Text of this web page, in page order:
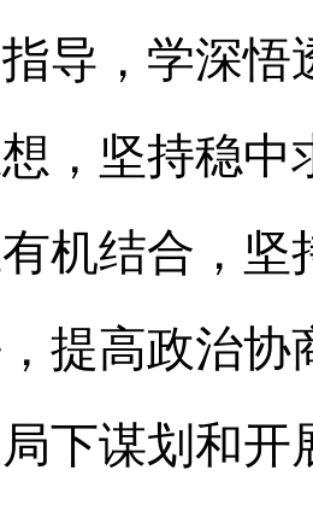
导，学深悟
，坚持稳中
机结合，
提高政治协
下谋划和开